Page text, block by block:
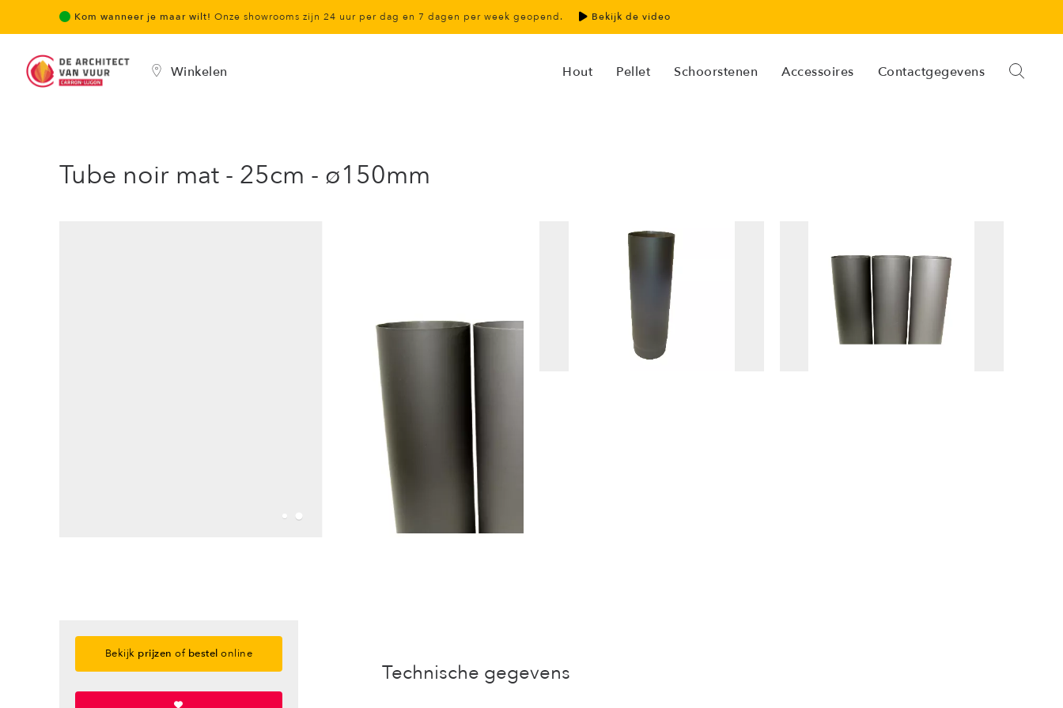
Kom wanneer je maar wilt! Onze showrooms zijn 24 uur per dag en 7 dagen per week geopend. Bekijk de video
Winkelen Hout Pellet Schoorstenen Accessoires Contactgegevens
Tube noir mat - 25cm - ø150mm
Bekijk prijzen of bestel online
Technische gegevens